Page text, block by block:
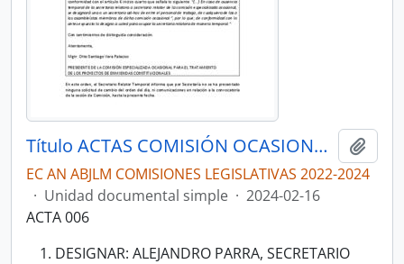
Título ACTAS COMISIÓN OCASIONAL PARA EL TRATAMIENTO DE LOS PROYECTOS DE ENMIENDAS Y REFORMAS CONSTITUCIONALES QUE CUENTEN CON DICTAMEN DE PROCEDIMIENTO DE LA CORTE CONSTITUCIONAL
EC AN ABJLM COMISIONES LEGISLATIVAS 2022-2024
· Unidad documental simple · 2024-02-16
ACTA 006
DESIGNAR: ALEJANDRO PARRA, SECRETARIO